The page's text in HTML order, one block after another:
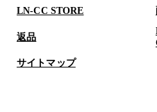
LN-CC STORE
返品
サイトマップ